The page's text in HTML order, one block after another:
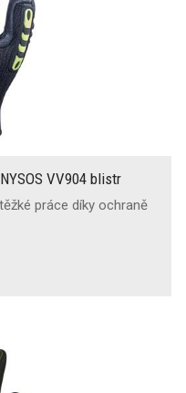
VV904 blistr
práce díky ochraně